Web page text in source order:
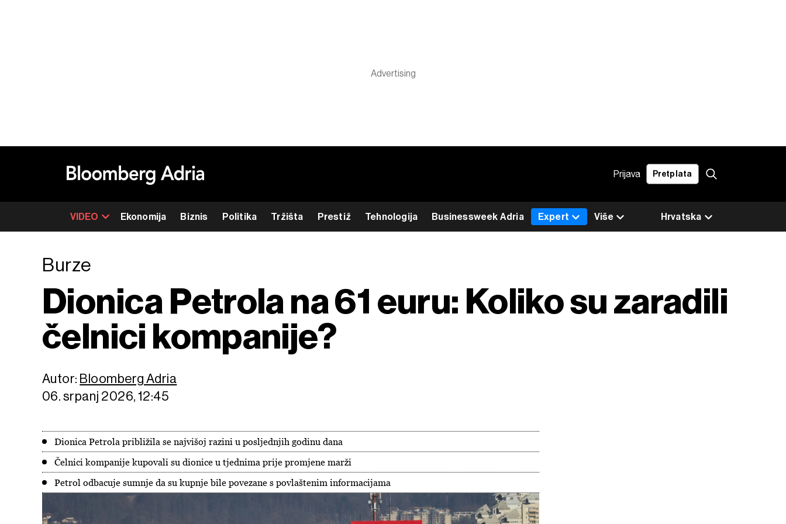
Prijava Pretplata
VIDEO Ekonomija Biznis Politika Tržišta Prestiž Tehnologija Businessweek Adria Hrvatska
Expert Više
Burze
Dionica Petrola na 61 euru: Koliko su zaradili
čelnici kompanije?
Autor: Bloomberg Adria
06. srpanj 2026, 12:45
Dionica Petrola približila se najvišoj razini u posljednjih godinu dana
Čelnici kompanije kupovali su dionice u tjednima prije promjene marži
Petrol odbacuje sumnje da su kupnje bile povezane s povlaštenim informacijama